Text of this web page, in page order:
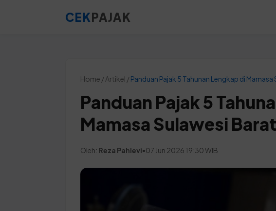
CEKPAJAK
Home / Artikel /Panduan Pajak 5 Tahunan Lengkap di Mamasa
Panduan Pajak 5
Mamasa Sulawesi Barat
Oleh: Reza Pahlevi•07 Jun 2026 19:30 WIB